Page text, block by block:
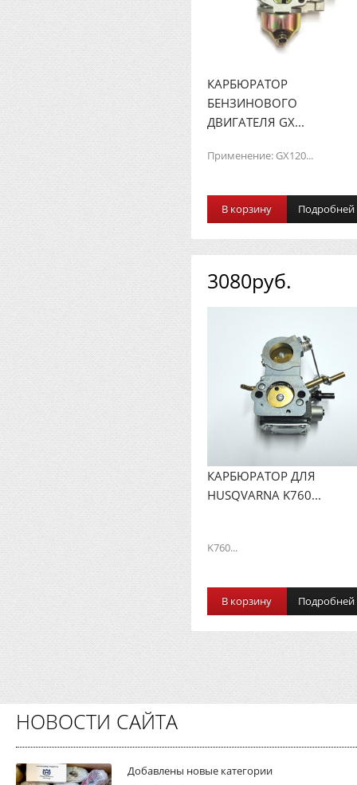
КАРБЮРАТОР
БЕНЗИНОВОГО
ДВИГАТЕЛЯ GХ...
Применение: GX120...
В корзину Подробней
3080руб.
КАРБЮРАТОР ДЛЯ
HUSQVARNA K760...
K760...
В корзину Подробней
НОВОСТИ САЙТА
Добавлены новые категории